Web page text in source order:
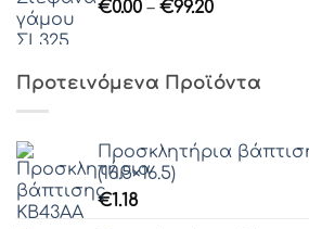
Γραμματοσειρά 50
Γραμματοσειρά 52
€0.00 – €99.20Price
through
Προτεινόμενα Προϊόντα
Προσκλητήρια
(16.5×16.5)
€1.18